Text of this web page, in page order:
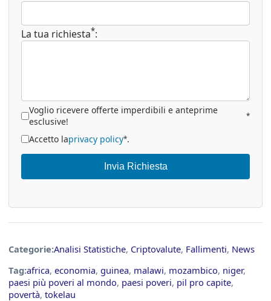
La tua richiesta*:
Voglio ricevere offerte imperdibili e anteprime
esclusive!
*
Accetto laprivacy policy*.
Invia Richiesta
Categorie:Analisi Statistiche, Criptovalute, Fallimenti, News
Tag:africa, economia, guinea, malawi, mozambico, niger,
paesi più poveri al mondo, paesi poveri, pil pro capite,
povertà, tokelau